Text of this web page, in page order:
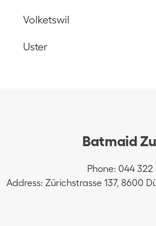
Volketswil
Uster
Batmaid
Phone: 044 322
Address: Zürichstrasse 137, 8600